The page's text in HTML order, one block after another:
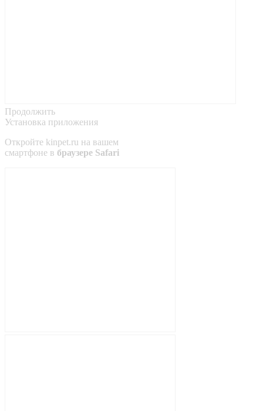
Продолжить
Установка приложения
Откройте kinpet.ru на вашем
смартфоне в браузере Safari